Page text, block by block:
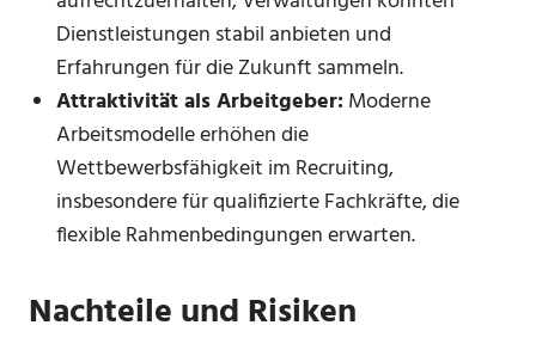
Dienstleistungen stabil anbieten und
Erfahrungen für die Zukunft sammeln.
Attraktivität als Arbeitgeber:Moderne
Arbeitsmodelle erhöhen die
Wettbewerbsfähigkeit im Recruiting,
insbesondere für qualifizierte Fachkräfte, die
flexible Rahmenbedingungen erwarten.
Nachteile und Risiken